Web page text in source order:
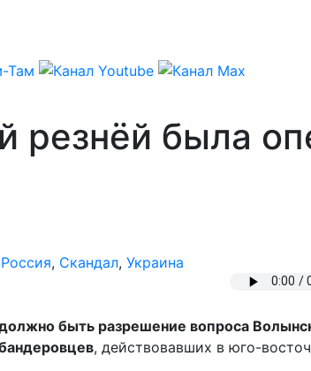
резнёй была
Россия, Скандал, Украина
быть разрешение вопроса
, действовавших в юго-